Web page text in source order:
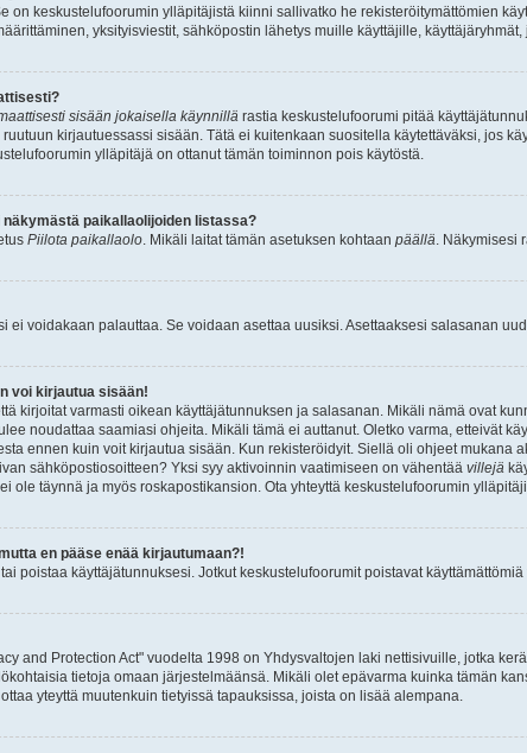
on keskustelufoorumin ylläpitäjistä kiinni sallivatko he rekisteröitymättömien
yksityisviestit, sähköpostin lähetys muille käyttäjille,
sisään jokaisella käynnillä rastia keskustelufoorumi pitää
kirjautuessassi sisään. Tätä ei kuitenkaan suositella käytettäväksi, jos
ylläpitäjä on ottanut tämän toiminnon pois käytöstä.
paikallaolijoiden listassa?
Piilota paikallaolo. Mikäli laitat tämän asetuksen kohtaan päällä. Näkymisesi
ei voidakaan palauttaa. Se voidaan asettaa uusiksi. Asettaaksesi salasanan
voi kirjautua sisään!
kirjoitat varmasti oikean käyttäjätunnuksen ja salasanan. Mikäli nämä ovat
noudattaa saamiasi ohjeita. Mikäli tämä ei auttanut. Oletko varma, etteivät
ennen kuin voit kirjautua sisään. Kun rekisteröidyit. Siellä oli ohjeet
sähköpostiosoitteen? Yksi syy aktivoinnin vaatimiseen on vähentää villejä
ole täynnä ja myös roskapostikansion. Ota yhteyttä keskustelufoorumin
en pääse enää kirjautumaan?!
poistaa käyttäjätunnuksesi. Jotkut keskustelufoorumit poistavat
and Protection Act" vuodelta 1998 on Yhdysvaltojen laki nettisivuille, jotka
tietoja omaan järjestelmäänsä. Mikäli olet epävarma kuinka tämän
yteyttä muutenkuin tietyissä tapauksissa, joista on lisää alempana.